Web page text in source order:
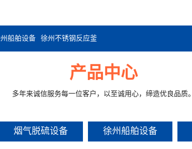
船舶设备 徐州不锈钢反应釜
产品中心
多年来诚信服务每一位客户，以至诚用心，缔造优良品质。
烟气脱硫设备 徐州船舶设备